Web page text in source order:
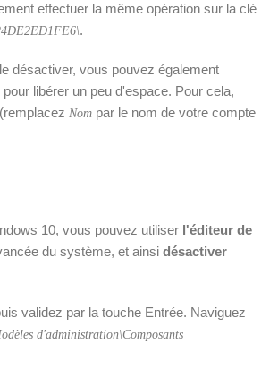
effectuer la même opération sur la clé
.
désactiver, vous pouvez également
libérer un peu d'espace. Pour cela,
Nom par le nom de votre compte
10, vous pouvez utiliser l'éditeur de
du système, et ainsi désactiver
validez par la touche Entrée. Naviguez
d'administration\Composants